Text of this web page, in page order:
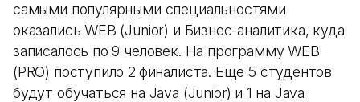
самыми популярными специальностями
оказались WEB (Junior) и Бизнес-аналитика, куда
записалось по 9 человек. На программу WEB
(PRO) поступило 2 финалиста. Еще 5 студентов
будут обучаться на Java (Junior) и 1 на Java